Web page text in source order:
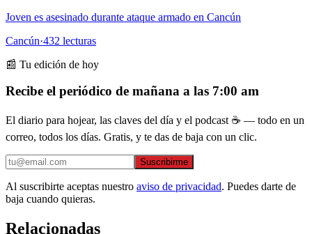
Joven es asesinado durante ataque armado en Cancún
Cancún·432 lecturas
📰 Tu edición de hoy
Recibe el periódico de mañana a las 7:00 am
El diario para hojear, las claves del día y el podcast ☕ — todo en un
correo, todos los días. Gratis, y te das de baja con un clic.
Suscribirme
Al suscribirte aceptas nuestro aviso de privacidad. Puedes darte de
baja cuando quieras.
Relacionadas